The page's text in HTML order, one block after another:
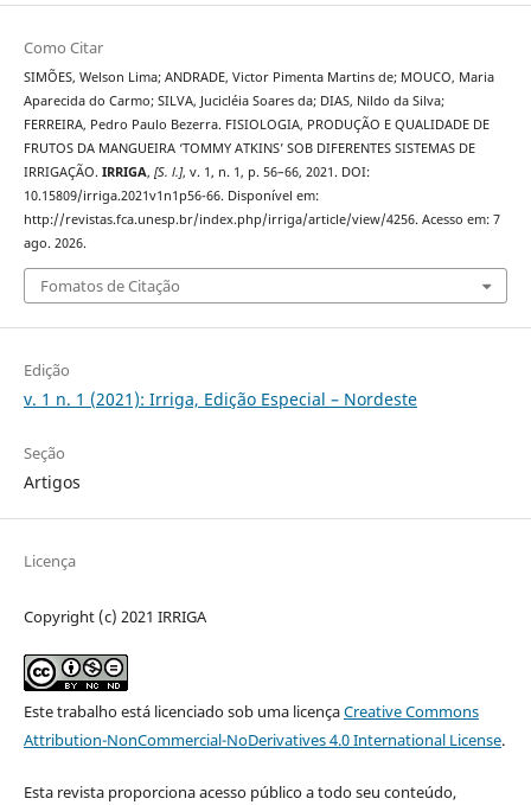
Como Citar
SIMÕES, Welson Lima; ANDRADE, Victor Pimenta Martins de; MOUCO, Maria
Aparecida do Carmo; SILVA, Jucicléia Soares da; DIAS, Nildo da Silva;
FERREIRA, Pedro Paulo Bezerra. FISIOLOGIA, PRODUÇÃO E QUALIDADE DE
FRUTOS DA MANGUEIRA ‘TOMMY ATKINS’ SOB DIFERENTES SISTEMAS DE
IRRIGAÇÃO. IRRIGA, [S. l.], v. 1, n. 1, p. 56–66, 2021. DOI:
10.15809/irriga.2021v1n1p56-66. Disponível em:
http://revistas.fca.unesp.br/index.php/irriga/article/view/4256. Acesso em: 7
ago. 2026.
Fomatos de Citação
Edição
v. 1 n. 1 (2021): Irriga, Edição Especial – Nordeste
Seção
Artigos
Licença
Copyright (c) 2021 IRRIGA
Este trabalho está licenciado sob uma licençaCreative Commons
Attribution-NonCommercial-NoDerivatives 4.0 International License.
Esta revista proporciona acesso público a todo seu conteúdo,